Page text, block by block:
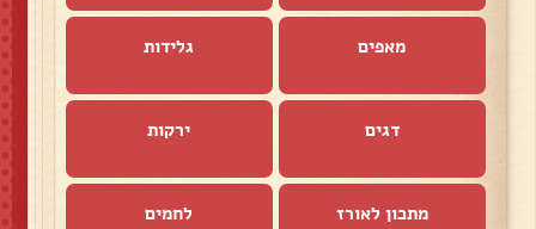
מאפים גלידות
דגים ירקות
מתכון לאורז לחמים